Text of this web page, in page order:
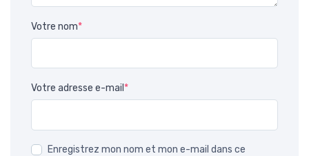
Votre nom*
Votre adresse e-mail*
Enregistrez mon nom et mon e-mail dans ce